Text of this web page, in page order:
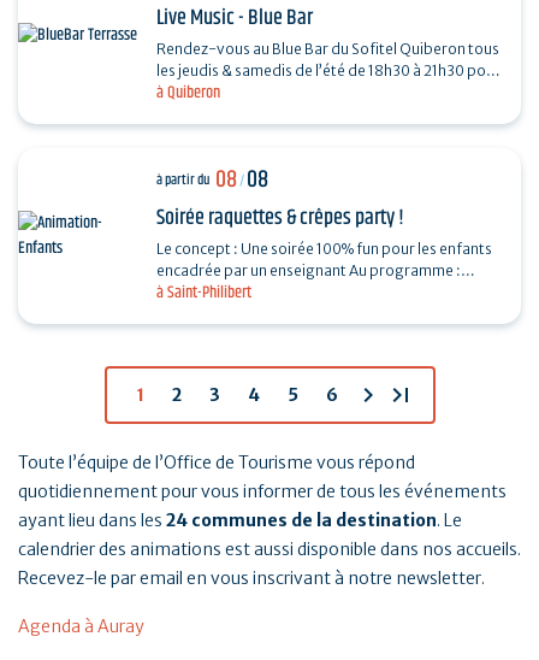
à Quiberon
Live Music - Blue Bar
Rendez-vous au Blue Bar du Sofitel Quiberon tous
les jeudis & samedis de l’été de 18h30 à 21h30 pour
vivre des instants musicaux & conviviaux avec…
à Saint-Philibert
à partir du 08/08
Soirée raquettes & crêpes party !
Le concept : Une soirée 100% fun pour les enfants
encadrée par un enseignant Au programme :
tennis, padel et pickleball suivis d’un Breizh picnic :
1 2 3 4 5 6 chevron_right last_page
Toute l’équipe de l’Office de Tourisme vous répond
quotidiennement pour vous informer de tous les événements
ayant lieu dans les 24 communes de la destination. Le
calendrier des animations est aussi disponible dans nos accueils.
Recevez-le par email en vous inscrivant à notre newsletter.
Agenda à Auray